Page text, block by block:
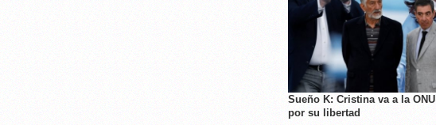
Sueño K: Cristina va a la ONU
por su libertad